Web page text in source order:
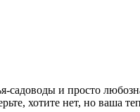
садоводы и просто
хотите нет, но ваша